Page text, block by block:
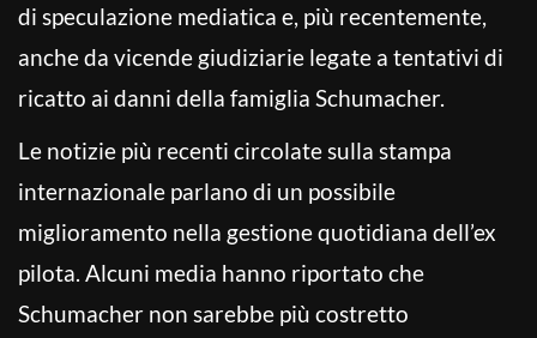
di speculazione mediatica e, più recentemente,
anche da vicende giudiziarie legate a tentativi di
ricatto ai danni della famiglia Schumacher.
Le notizie più recenti circolate sulla stampa
internazionale parlano di un possibile
miglioramento nella gestione quotidiana dell’ex
pilota. Alcuni media hanno riportato che
Schumacher non sarebbe più costretto